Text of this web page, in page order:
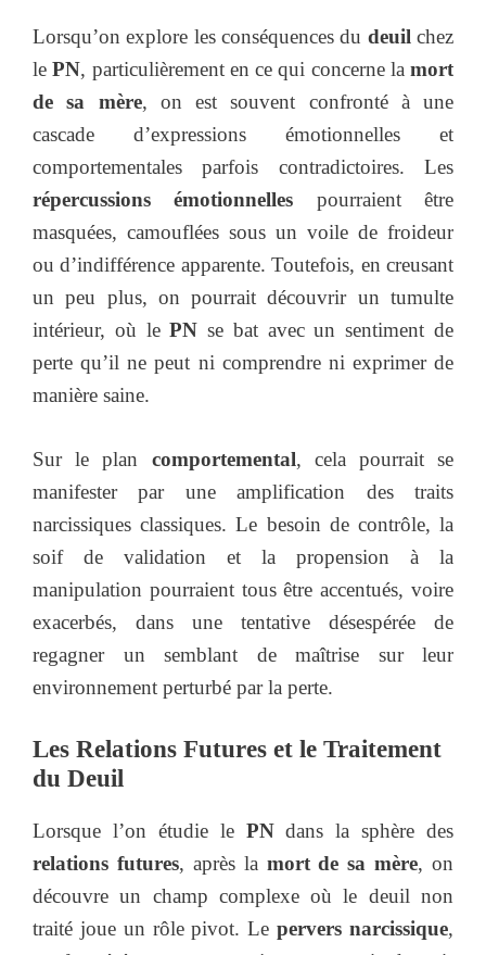
Lorsqu’on explore les conséquences du deuilchez
lePN, particulièrement en ce qui concerne la mort
de sa mère, on est souvent confronté à une
cascade d’expressions émotionnelles et
comportementales parfois contradictoires. Les
répercussions émotionnelles pourraient être
masquées, camouflées sous un voile de froideur
ou d’indifférence apparente. Toutefois, en creusant
un peu plus, on pourrait découvrir un tumulte
intérieur, où lePN se bat avec un sentiment de
perte qu’il ne peut ni comprendre ni exprimer de
manière saine.
Sur le plan comportemental, cela pourrait se
manifester par une amplification des traits
narcissiques classiques. Le besoin de contrôle, la
soif de validation et la propension à la
manipulation pourraient tous être accentués, voire
exacerbés, dans une tentative désespérée de
regagner un semblant de maîtrise sur leur
environnement perturbé par la perte.
Les Relations Futures et le Traitement
du Deuil
Lorsque l’on étudie le PNdans la sphère des
relations futures, après la mort de sa mère, on
découvre un champ complexe où le deuil non
traité joue un rôle pivot. Lepervers narcissique,